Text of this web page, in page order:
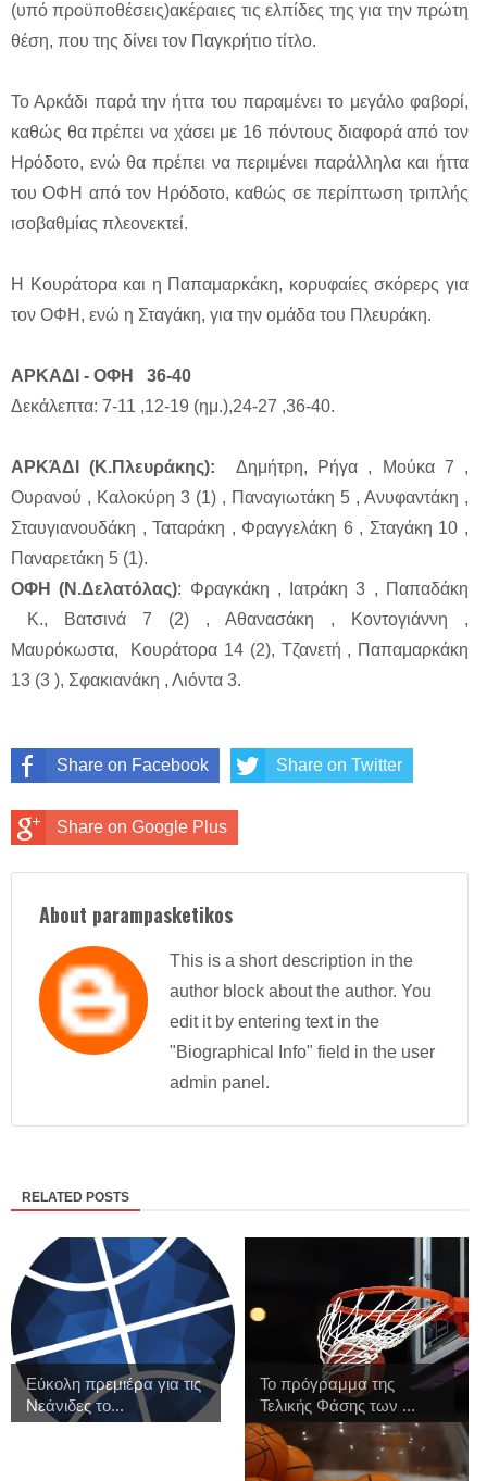
(υπό προϋποθέσεις)ακέραιες τις ελπίδες της για την πρώτη
θέση, που της δίνει τον Παγκρήτιο τίτλο.
Το Αρκάδι παρά την ήττα του παραμένει το μεγάλο φαβορί,
καθώς θα πρέπει να χάσει με 16 πόντους διαφορά από τον
Ηρόδοτο, ενώ θα πρέπει να περιμένει παράλληλα και ήττα
του ΟΦΗ από τον Ηρόδοτο, καθώς σε περίπτωση τριπλής
ισοβαθμίας πλεονεκτεί.
Η Κουράτορα και η Παπαμαρκάκη, κορυφαίες σκόρερς για
τον ΟΦΗ, ενώ η Σταγάκη, για την ομάδα του Πλευράκη.
ΑΡΚΑΔΙ - ΟΦΗ 36-40
Δεκάλεπτα: 7-11 ,12-19 (ημ.),24-27 ,36-40.
ΑΡΚΆΔΙ (Κ.Πλευράκης):
Δημήτρη, Ρήγα , Μούκα 7 ,
Ουρανού , Καλοκύρη 3 (1) , Παναγιωτάκη 5 , Ανυφαντάκη ,
Σταυγιανουδάκη , Ταταράκη , Φραγγελάκη 6 , Σταγάκη 10 ,
Παναρετάκη 5 (1).
ΟΦΗ (Ν.Δελατόλας): Φραγκάκη , Ιατράκη 3 , Παπαδάκη
Κ., Βατσινά 7 (2) , Αθανασάκη , Κοντογιάννη ,
Μαυρόκωστα, Κουράτορα 14 (2), Τζανετή , Παπαμαρκάκη
13 (3 ), Σφακιανάκη , Λιόντα 3.
Share on Facebook Share on Twitter
Share on Google Plus
About parampasketikos
This is a short description in the
author block about the author. You
edit it by entering text in the
"Biographical Info" field in the user
admin panel.
RELATED POSTS
Εύκολη πρεμιέρα για τις
Νεάνιδες το...
Το πρόγραμμα της
Τελικής Φάσης των ...